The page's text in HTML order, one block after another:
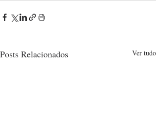
Posts Relacionados Ver tudo